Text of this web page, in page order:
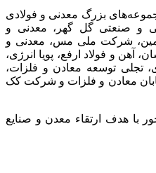
بزرگ معدنی و فولادی
و صنعتی گل گهر، معدنی و
شرکت ملی مس، معدنی و
آهن و فولاد ارفع، پویا انرژی،
تجلی توسعه معادن و فلزات،
معادن و فلزات و شرکت کک
با هدف ارتقاء معدن و صنایع